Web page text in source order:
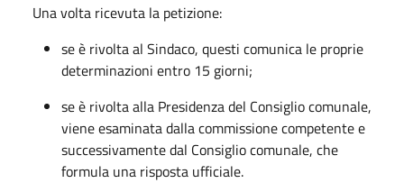
Una volta ricevuta la petizione:
se è rivolta al Sindaco, questi comunica le proprie
determinazioni entro 15 giorni;
se è rivolta alla Presidenza del Consiglio comunale,
viene esaminata dalla commissione competente e
successivamente dal Consiglio comunale, che
formula una risposta ufficiale.